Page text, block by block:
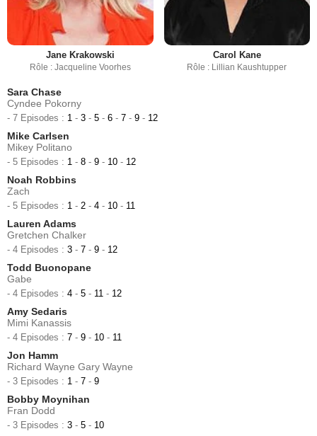
Jane Krakowski
Rôle : Jacqueline Voorhes
Carol Kane
Rôle : Lillian Kaushtupper
Sara Chase
Cyndee Pokorny
- 7 Episodes : 1 - 3 - 5 - 6 - 7 - 9 - 12
Mike Carlsen
Mikey Politano
- 5 Episodes : 1 - 8 - 9 - 10 - 12
Noah Robbins
Zach
- 5 Episodes : 1 - 2 - 4 - 10 - 11
Lauren Adams
Gretchen Chalker
- 4 Episodes : 3 - 7 - 9 - 12
Todd Buonopane
Gabe
- 4 Episodes : 4 - 5 - 11 - 12
Amy Sedaris
Mimi Kanassis
- 4 Episodes : 7 - 9 - 10 - 11
Jon Hamm
Richard Wayne Gary Wayne
- 3 Episodes : 1 - 7 - 9
Bobby Moynihan
Fran Dodd
- 3 Episodes : 3 - 5 - 10